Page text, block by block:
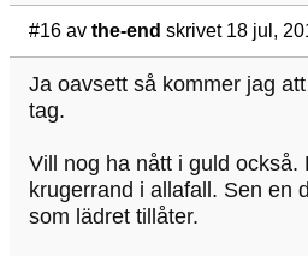
#16 av the-end skrivet 18 jul,
Ja oavsett så kommer jag
tag.
Vill nog ha nått i guld också.
krugerrand i allafall. Sen en
som lädret tillåter.